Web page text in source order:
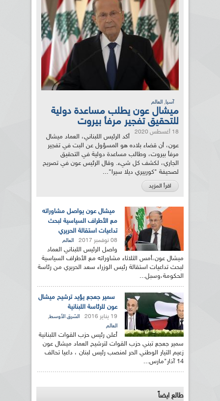
آسيا, العالم
ميشال عون يطلب مساعدة دولية
للتحقيق تفجير مرفأ بيروت
18 أغسطس 2020
أكد الرئيس اللبناني، العماد ميشال
عون، أن قضاء بلاده هو المسؤول عن البت في تفجير
مرفأ بيروت، وطالب مساعدة دولية في التحقيق
الجاري، لكشف كل شيء. وقال الرئيس عون في تصريح
لصحيفة "كورييري ديلا سيرا"...
اقرأ المزيد
ميشال عون يواصل مشاوراته
مع الأطراف السياسية لبحث
تداعيات استقالة الحريري
08 نوفمبر 2017 العالم
واصل الرئيس اللبناني العماد
ميشال عون،أمس الثلاثاء مشاوراته مع الأطراف السياسية
لبحث تداعيات استقالة رئيس الوزراء سعد الحريري من رئاسة
الحكومة،وسبل...
سمير جعجع يؤيد ترشيح ميشال
عون للرئاسة اللبنانية
19 يناير 2016 الشرق الأوسط,
العالم
أعلن رئيس حزب القوات اللبنانية
سمير جعجع تبني حزب القوات لترشيح العماد ميشال عون
زعيم التيار الوطني الحر لمنصب رئيس لبنان ، داعيا تحالف
14 آذار"مارس...
طالع ايضاً